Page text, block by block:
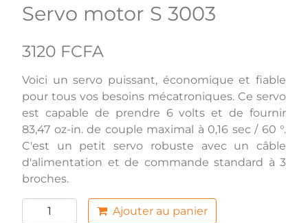
Servo motor S 3003
3120 FCFA
Voici un servo puissant, économique et fiable
pour tous vos besoins mécatroniques. Ce servo
est capable de prendre 6 volts et de fournir
83,47 oz-in. de couple maximal à 0,16 sec / 60 °.
C'est un petit servo robuste avec un câble
d'alimentation et de commande standard à 3
broches.
Ajouter au panier